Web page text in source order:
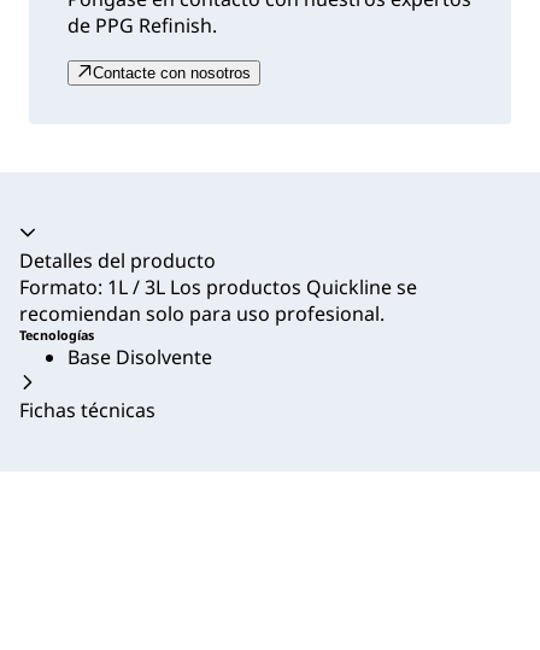
de PPG Refinish.
Contacte con nosotros
Acordeón colapsado
Detalles del producto
Formato: 1L / 3L Los productos Quickline se
recomiendan solo para uso profesional.
Tecnologías
Base Disolvente
Fichas técnicas